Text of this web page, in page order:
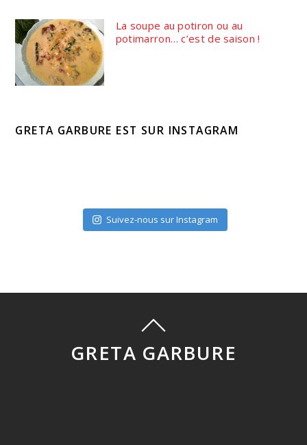
La soupe au potiron ou au
potimarron… c’est de saison !
GRETA GARBURE EST SUR INSTAGRAM
Suivez-nous sur Instagram
GRETA GARBURE